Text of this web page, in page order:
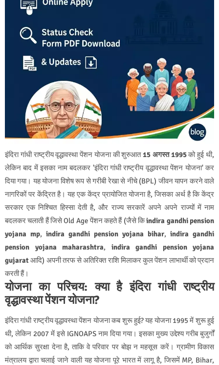
इंदिरा गांधी राष्ट्रीय वृद्धावस्था पेंशन योजना की शुरुआत15 अगस्त 1995को हुई थी,
लेकिन बाद में इसका नाम बदलकर 'इंदिरा गांधी राष्ट्रीय वृद्धावस्था पेंशन योजना' कर
दिया गया। यह योजना विशेष रूप से गरीबी रेखा से नीचे (BPL) जीवन यापन करने वाले
नागरिकों पर केंद्रित है।यह एक केंद्र प्रायोजित योजना है, जिसका अर्थ है कि केंद्र
सरकार एक निश्चित हिस्सा देती है, और राज्य सरकारें अपने अपने राज्यों में नाम
बदलकर चलाती हैं जिसे Old Age पेंशन कहते हैं (जैसे किindira gandhi pension
yojana mp, indira gandhi pension yojana bihar, indira gandhi
pension yojana maharashtra, indira gandhi pension yojana
gujaratआदि) अपनी तरफ से अतिरिक्त राशि मिलाकर कुल पेंशन लाभार्थी को प्रदान
करती हैं।
योजना का परिचय: क्या है इंदिरा गांधी राष्ट्रीय
वृद्धावस्था पेंशन योजना?
इंदिरा गांधी राष्ट्रीय वृद्धावस्था पेंशन योजना कब शुरू हुई? यह योजना 1995 में शुरू हुई
थी, लेकिन 2007 में इसे IGNOAPS नाम दिया गया। इसका मुख्य उद्देश्य गरीब बुजुर्गों
को आर्थिक सुरक्षा देना है, ताकि वे परिवार पर बोझ न महसूस करें। ग्रामीण विकास
मंत्रालय द्वारा चलाई जाने वाली यह योजना पूरे भारत में लागू है, जिसमें MP, Bihar,